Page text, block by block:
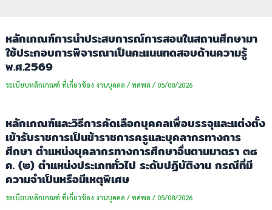
หลักเกณฑ์การนำประสบการณ์การสอนในสถานศึกษามา
ใช้ประกอบการพิจารณาเป็นคะแนนทดสอบด้านความรู้
พ.ศ.2569
ระเบียบหลักเกณฑ์ ที่เกี่ยวข้อง งานบุคคล / ทศพล / 05/08/2026
หลักเกณฑ์และวิธีการคัดเลือกบุคคลเพื่อบรรจุและแต่งตั้ง
เข้ารับราชการเป็นข้าราชการครูและบุคลากรทางการ
ศึกษา ตำแหน่งบุคลากรทางการศึกษาอื่นตามมาตรา ๓๘
ค. (๒) ตำแหน่งประเภททั่วไป ระดับปฏิบัติงาน กรณีที่มี
ความจำเป็นหรือมีเหตุพิเศษ
ระเบียบหลักเกณฑ์ ที่เกี่ยวข้อง งานบุคคล / ทศพล / 05/08/2026